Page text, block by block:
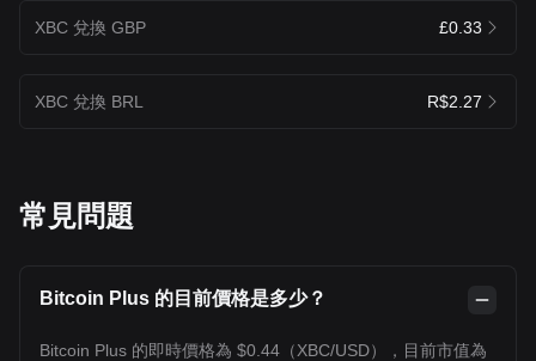
XBC 兌換 GBP £0.33
XBC 兌換 BRL R$2.27
常見問題
Bitcoin Plus 的目前價格是多少？
Bitcoin Plus 的即時價格為 $0.44（XBC/USD），目前市值為